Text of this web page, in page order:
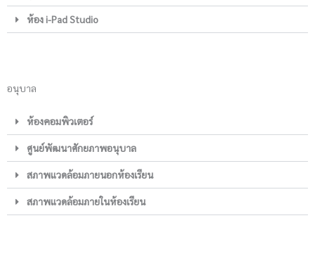
ห้อง i-Pad Studio
อนุบาล
ห้องคอมพิวเตอร์
ศูนย์พัฒนาศักยภาพอนุบาล
สภาพแวดล้อมภายนอกห้องเรียน
สภาพแวดล้อมภายในห้องเรียน